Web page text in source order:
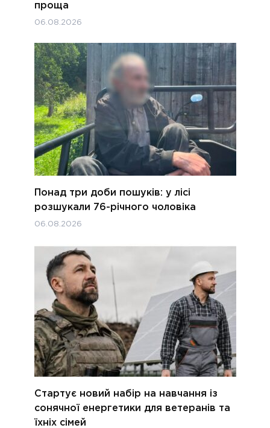
проща
06.08.2026
Понад три доби пошуків: у лісі
розшукали 76-річного чоловіка
06.08.2026
Стартує новий набір на навчання із
сонячної енергетики для ветеранів та
їхніх сімей